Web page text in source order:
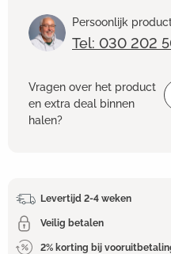
Persoonlijk
Tel: 030 202
Vragen over het product
en extra deal binnen
halen?
Levertijd 2-4 weken
Veilig betalen
2% korting bij